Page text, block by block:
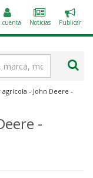
cuenta Noticias
un
Publicar
- John Deere -
-